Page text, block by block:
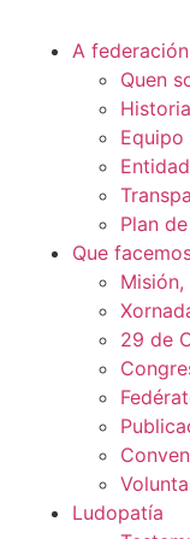
A federación
Quen
Historia
Equipo
Plan
Que
29 de
Ludopatía